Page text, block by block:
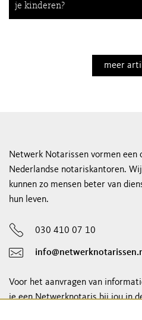
je kinderen?
meer
Netwerk Notarissen vormen een
Nederlandse notariskantoren.
kunnen zo mensen beter van
hun leven.
030 410 07 10
Voor het aanvragen van
je een Netwerknotaris bij jou in